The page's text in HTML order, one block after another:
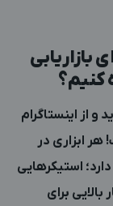
بازاریابی
کنیم؟
و از اینستاگرام
هر ابزاری در
استیکرهایی
برای